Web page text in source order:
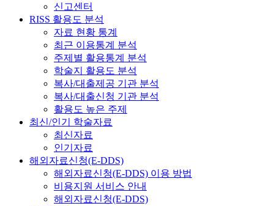
신고센터
RISS 활용도 분석
자료 현황 통계
최근 이용통계 분석
주제별 활용통계 분석
학술지 활용도 분석
복사/대출제공 기관 분석
복사/대출신청 기관 분석
활용도 높은 주제
최신/인기 학술자료
최신자료
인기자료
해외자료신청(E-DDS)
해외자료신청(E-DDS) 이용 방법
비용지원 서비스 안내
해외자료신청(E-DDS)